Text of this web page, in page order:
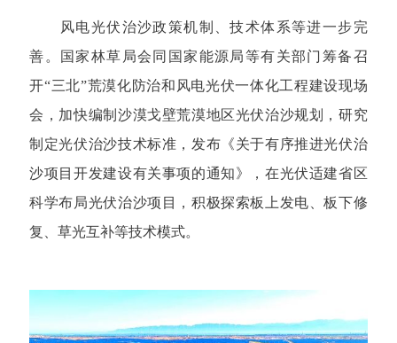
风电光伏治沙政策机制、技术体系等进一步完
善。国家林草局会同国家能源局等有关部门筹备召
开“三北”荒漠化防治和风电光伏一体化工程建设现场
会，加快编制沙漠戈壁荒漠地区光伏治沙规划，研究
制定光伏治沙技术标准，发布《关于有序推进光伏治
沙项目开发建设有关事项的通知》，在光伏适建省区
科学布局光伏治沙项目，积极探索板上发电、板下修
复、草光互补等技术模式。